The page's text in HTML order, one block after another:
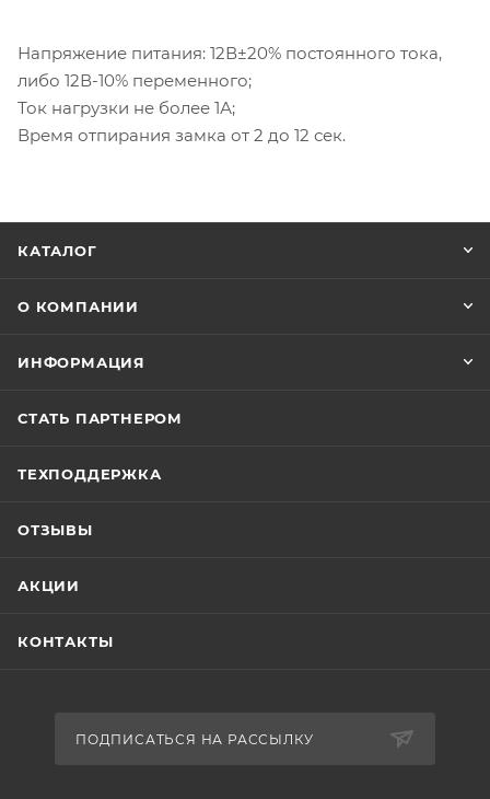
Напряжение питания: 12В±20% постоянного тока,
либо 12В-10% переменного;
Ток нагрузки не более 1А;
Время отпирания замка от 2 до 12 сек.
КАТАЛОГ
О КОМПАНИИ
ИНФОРМАЦИЯ
СТАТЬ ПАРТНЕРОМ
ТЕХПОДДЕРЖКА
ОТЗЫВЫ
АКЦИИ
КОНТАКТЫ
ПОДПИСАТЬСЯ НА РАССЫЛКУ